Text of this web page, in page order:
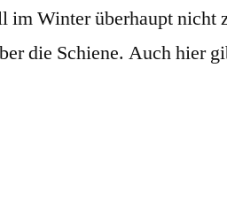
im Winter überhaupt nicht
die Schiene. Auch hier